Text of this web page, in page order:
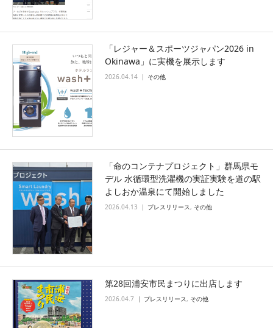
「レジャー＆スポーツジャパン2026 in
Okinawa」に実機を展示します
2026.04.14 その他
「命のコンテナプロジェクト」群馬県モ
デル 水循環型洗濯機の実証実験を道の駅
よしおか温泉にて開始しました
2026.04.13 プレスリリース, その他
第28回浦安市民まつりに出店します
2026.04.7 プレスリリース, その他